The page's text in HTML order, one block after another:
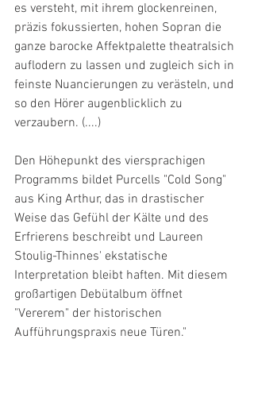
es versteht, mit ihrem glockenreinen,
präzis fokussierten, hohen Sopran die
ganze barocke Affektpalette theatralsich
auflodern zu lassen und zugleich sich in
feinste Nuancierungen zu verästeln, und
so den Hörer augenblicklich zu
verzaubern. (....)
Den Höhepunkt des viersprachigen
Programms bildet Purcells "Cold Song"
aus King Arthur, das in drastischer
Weise das Gefühl der Kälte und des
Erfrierens beschreibt und Laureen
Stoulig-Thinnes' ekstatische
Interpretation bleibt haften. Mit diesem
großartigen Debütalbum öffnet
"Vererem" der historischen
Aufführungspraxis neue Türen."